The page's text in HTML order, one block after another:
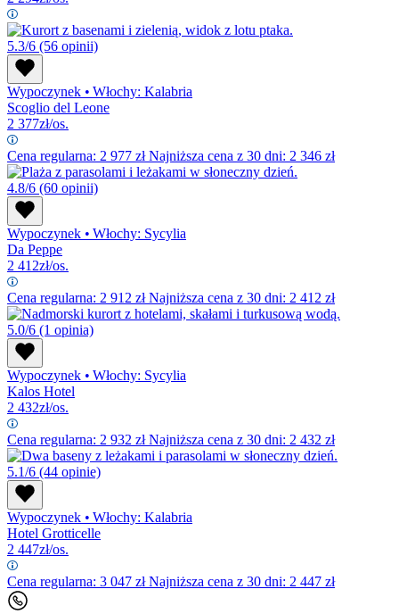
5.3/6 (56 opinii)
Wypoczynek • Włochy: Kalabria
Scoglio del Leone
2 377zł/os.
Cena regularna: 2 977 złNajniższa cena z 30 dni: 2 346 zł
4.8/6 (60 opinii)
Wypoczynek • Włochy: Sycylia
Da Peppe
2 412zł/os.
Cena regularna: 2 912 złNajniższa cena z 30 dni: 2 412 zł
5.0/6 (1 opinia)
Wypoczynek • Włochy: Sycylia
Kalos Hotel
2 432zł/os.
Cena regularna: 2 932 złNajniższa cena z 30 dni: 2 432 zł
5.1/6 (44 opinie)
Wypoczynek • Włochy: Kalabria
Hotel Grotticelle
2 447zł/os.
Cena regularna: 3 047 złNajniższa cena z 30 dni: 2 447 zł